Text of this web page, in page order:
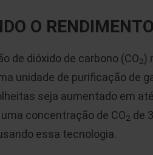
O
de dióxido de carbono (CO2)
unidade de purificação de
seja aumentado em
concentração de CO2 de
essa tecnologia.